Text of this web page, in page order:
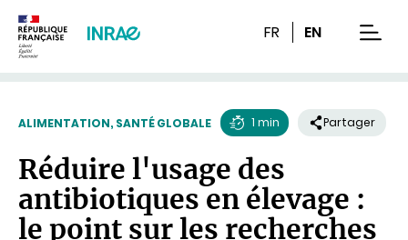
FR EN
ALIMENTATION, SANTÉ GLOBALE
de
lecture
1 min Partager
Réduire l'usage des
antibiotiques en élevage :
le point sur les recherches